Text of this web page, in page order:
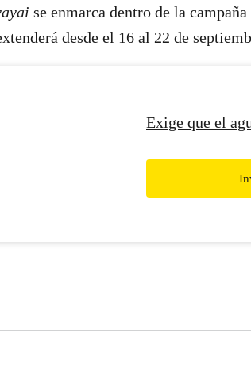
se enmarca dentro de la campaña
desde el 16 al 22 de
Exige que el